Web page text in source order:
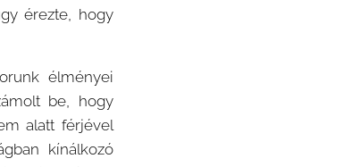
érezte, hogy
élményei
be, hogy
alatt férjével
kínálkozó